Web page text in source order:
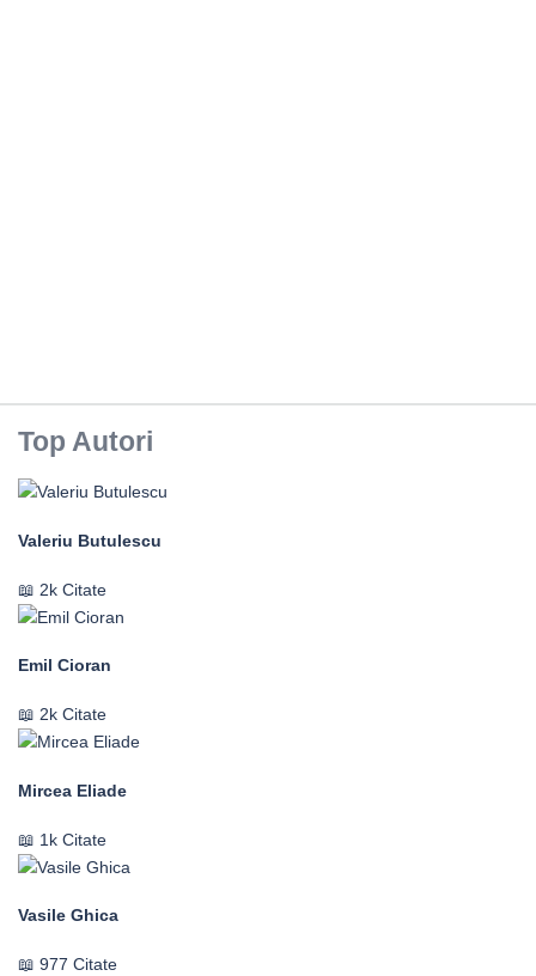
Top Autori
Valeriu Butulescu
2k Citate
Emil Cioran
2k Citate
Mircea Eliade
1k Citate
Vasile Ghica
977 Citate